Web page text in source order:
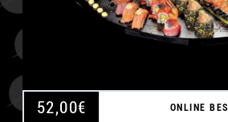
52,00€ ONLINE